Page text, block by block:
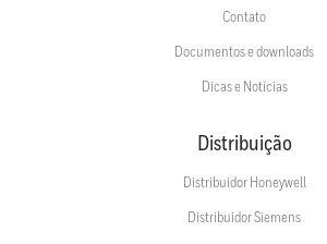
Contato
Documentos e downloads
Dicas e Notícias
Distribuição
Distribuidor Honeywell
Distribuidor Siemens